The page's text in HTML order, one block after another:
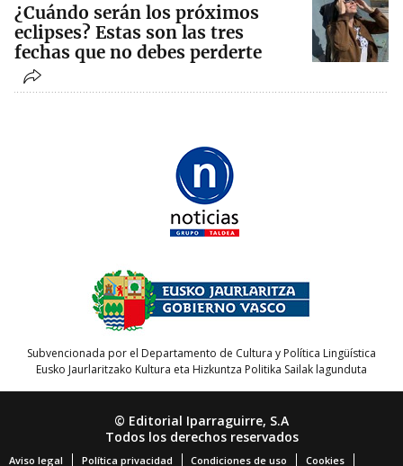
¿Cuándo serán los próximos
eclipses? Estas son las tres
fechas que no debes perderte
Subvencionada por el Departamento de Cultura y Política Lingüística
Eusko Jaurlaritzako Kultura eta Hizkuntza Politika Sailak lagunduta
© Editorial Iparraguirre, S.A
Todos los derechos reservados
Aviso legal Política privacidad Condiciones de uso Cookies